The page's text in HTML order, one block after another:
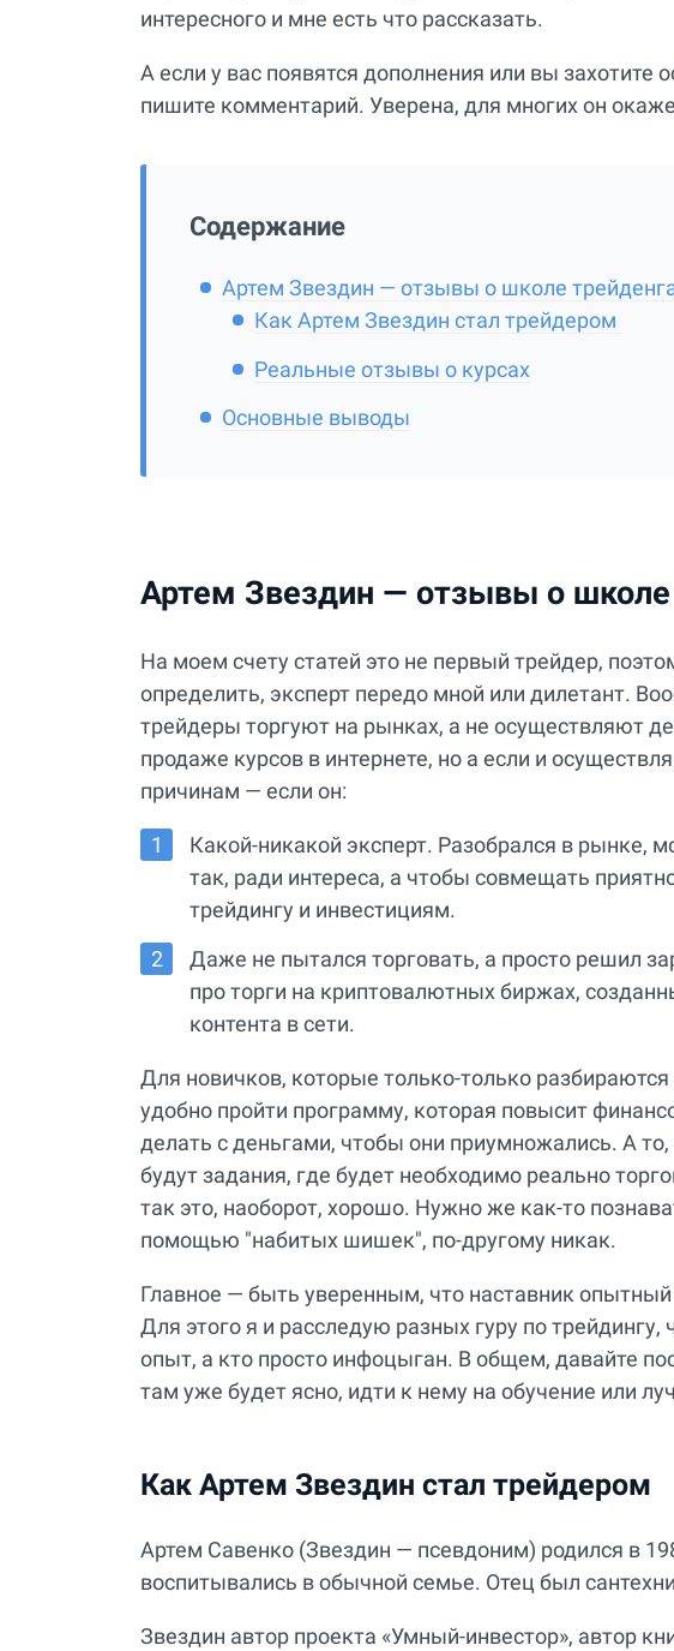
интересного и мне есть что рассказать.
А если у вас появятся дополнения или вы захотите
пишите комментарий. Уверена, для многих он
Содержание
Артем Звездин — отзывы о школе
Как Артем Звездин стал трейдером
Реальные отзывы о курсах
Основные выводы
Артем Звездин — отзывы о школе
На моем счету статей это не первый трейдер,
определить, эксперт передо мной или дилетант.
трейдеры торгуют на рынках, а не осуществляют
продаже курсов в интернете, но а если и
причинам — если он:
Какой-никакой эксперт. Разобрался в рынке,
так, ради интереса, а чтобы совмещать
трейдингу и инвестициям.
Даже не пытался торговать, а просто решил
про торги на криптовалютных биржах,
контента в сети.
Для новичков, которые только-только
удобно пройти программу, которая повысит
делать с деньгами, чтобы они приумножались. А
будут задания, где будет необходимо реально
так это, наоборот, хорошо. Нужно же как-то
помощью "набитых шишек", по-другому никак.
Главное — быть уверенным, что наставник
Для этого я и расследую разных гуру по трейдингу,
опыт, а кто просто инфоцыган. В общем, давайте
там уже будет ясно, идти к нему на обучение или
Как Артем Звездин стал трейдером
Артем Савенко (Звездин — псевдоним) родился в
воспитывались в обычной семье. Отец был
Звездин автор проекта «Умный-инвестор», автор